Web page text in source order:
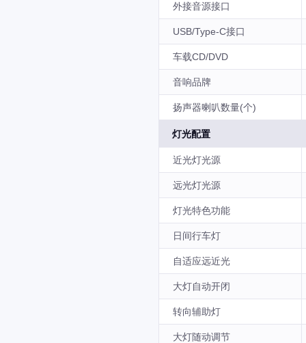
外接音源接口
USB/Type-C接口
车载CD/DVD
音响品牌
扬声器喇叭数量(个)
灯光配置
近光灯光源
远光灯光源
灯光特色功能
日间行车灯
自适应远近光
大灯自动开闭
转向辅助灯
大灯随动调节